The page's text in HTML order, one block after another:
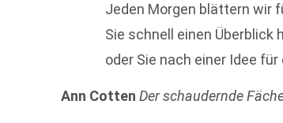
Jeden Morgen blättern wir
Sie schnell einen Überblick
oder Sie nach einer Idee
Ann Cotten Der schaudernde